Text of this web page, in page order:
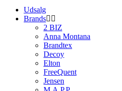
Udsalg
Brands
2 BIZ
Anna Montana
Brandtex
Decoy
Elton
FreeQuent
Jensen